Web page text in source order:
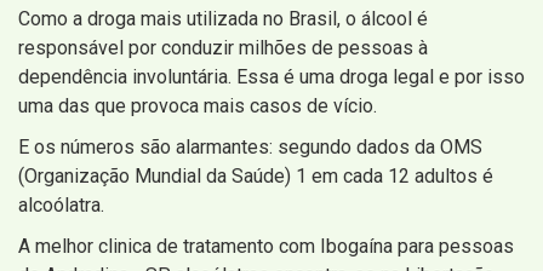
Como a droga mais utilizada no Brasil, o álcool é
responsável por conduzir milhões de pessoas à
dependência involuntária. Essa é uma droga legal e por isso
uma das que provoca mais casos de vício.
E os números são alarmantes: segundo dados da OMS
(Organização Mundial da Saúde) 1 em cada 12 adultos é
alcoólatra.
A melhor clinica de tratamento com Ibogaína para pessoas